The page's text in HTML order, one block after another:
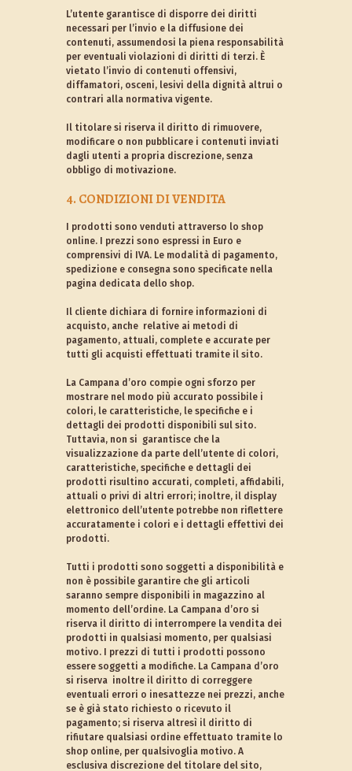
L’utente garantisce di disporre dei diritti
necessari per l’invio e la diffusione dei
contenuti, assumendosi la piena responsabilità
per eventuali violazioni di diritti di terzi. È
vietato l’invio di contenuti offensivi,
diffamatori, osceni, lesivi della dignità altrui o
contrari alla normativa vigente.
Il titolare si riserva il diritto di rimuovere,
modificare o non pubblicare i contenuti inviati
dagli utenti a propria discrezione, senza
obbligo di motivazione.
4. CONDIZIONI DI VENDITA
I prodotti sono venduti attraverso lo shop
online. I prezzi sono espressi in Euro e
comprensivi di IVA. Le modalità di pagamento,
spedizione e consegna sono specificate nella
pagina dedicata dello shop.
Il cliente dichiara di fornire informazioni di
acquisto, anche relative ai metodi di
pagamento, attuali, complete e accurate per
tutti gli acquisti effettuati tramite il sito.
La Campana d’oro compie ogni sforzo per
mostrare nel modo più accurato possibile i
colori, le caratteristiche, le specifiche e i
dettagli dei prodotti disponibili sul sito.
Tuttavia, non si garantisce che la
visualizzazione da parte dell’utente di colori,
caratteristiche, specifiche e dettagli dei
prodotti risultino accurati, completi, affidabili,
attuali o privi di altri errori; inoltre, il display
elettronico dell’utente potrebbe non riflettere
accuratamente i colori e i dettagli effettivi dei
prodotti.
Tutti i prodotti sono soggetti a disponibilità e
non è possibile garantire che gli articoli
saranno sempre disponibili in magazzino al
momento dell’ordine. La Campana d’oro si
riserva il diritto di interrompere la vendita dei
prodotti in qualsiasi momento, per qualsiasi
motivo. I prezzi di tutti i prodotti possono
essere soggetti a modifiche. La Campana d’oro
si riserva inoltre il diritto di correggere
eventuali errori o inesattezze nei prezzi, anche
se è già stato richiesto o ricevuto il
pagamento; si riserva altresì il diritto di
rifiutare qualsiasi ordine effettuato tramite lo
shop online, per qualsivoglia motivo. A
esclusiva discrezione del titolare del sito,